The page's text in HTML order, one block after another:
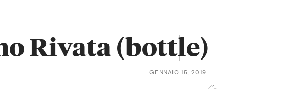
Rivata (bottle)
GENNAIO 15, 2019